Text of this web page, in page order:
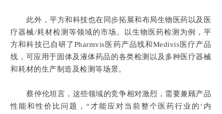
此外，平方和科技也在同步拓展和布局生物医药以及医
疗器械/耗材检测等领域的市场。以生物医药检测为例，平
方和科技已自研了Pharmvis医药产品线和Medivis医疗产品
线，可应用于固体及液体药品的各类检测以及多种医疗器械
和耗材的生产制造及检测等场景。
蔡仲伦坦言，这些领域的竞争相对激烈，需要兼顾产品
性能和性价比问题，“才能应对当前整个医药行业的‘内